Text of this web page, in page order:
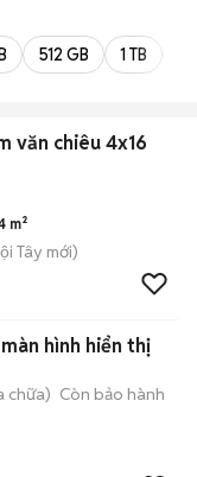
512 GB 1 TB
văn chiêu 4x16
m²
Tây mới)
hình hiển thị
chữa) Còn bảo hành